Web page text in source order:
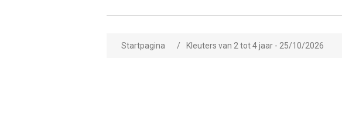
Startpagina / Kleuters van 2 tot 4 jaar - 25/10/2026